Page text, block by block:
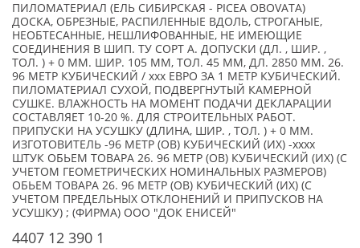
ПИЛОМАТЕРИАЛ (ЕЛЬ СИБИРСКАЯ - PICEA OBOVATA)
ДОСКА, ОБРЕЗНЫЕ, РАСПИЛЕННЫЕ ВДОЛЬ, СТРОГАНЫЕ,
НЕОБТЕСАННЫЕ, НЕШЛИФОВАННЫЕ, НЕ ИМЕЮЩИЕ
СОЕДИНЕНИЯ В ШИП. ТУ СОРТ А. ДОПУСКИ (ДЛ. , ШИР. ,
ТОЛ. ) + 0 ММ. ШИР. 105 ММ, ТОЛ. 45 ММ, ДЛ. 2850 ММ. 26.
96 МЕТР КУБИЧЕСКИЙ / xxx ЕВРО ЗА 1 МЕТР КУБИЧЕСКИЙ.
ПИЛОМАТЕРИАЛ СУХОЙ, ПОДВЕРГНУТЫЙ КАМЕРНОЙ
СУШКЕ. ВЛАЖНОСТЬ НА МОМЕНТ ПОДАЧИ ДЕКЛАРАЦИИ
СОСТАВЛЯЕТ 10-20 %. ДЛЯ СТРОИТЕЛЬНЫХ РАБОТ.
ПРИПУСКИ НА УСУШКУ (ДЛИНА, ШИР. , ТОЛ. ) + 0 ММ.
ИЗГОТОВИТЕЛЬ -96 МЕТР (ОВ) КУБИЧЕСКИЙ (ИХ) -xxxx
ШТУК ОБЬЕМ ТОВАРА 26. 96 МЕТР (ОВ) КУБИЧЕСКИЙ (ИХ) (С
УЧЕТОМ ГЕОМЕТРИЧЕСКИХ НОМИНАЛЬНЫХ РАЗМЕРОВ)
ОБЬЕМ ТОВАРА 26. 96 МЕТР (ОВ) КУБИЧЕСКИЙ (ИХ) (С
УЧЕТОМ ПРЕДЕЛЬНЫХ ОТКЛОНЕНИЙ И ПРИПУСКОВ НА
УСУШКУ) ; (ФИРМА) ООО "ДОК ЕНИСЕЙ"
4407 12 390 1